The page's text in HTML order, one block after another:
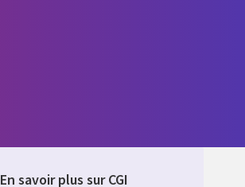
En savoir plus sur CGI